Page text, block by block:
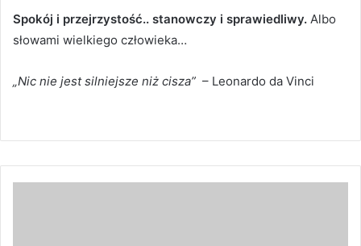
Spokój i przejrzystość.. stanowczy i sprawiedliwy. Albo
słowami wielkiego człowieka…
„Nic nie jest silniejsze niż cisza” – Leonardo da Vinci